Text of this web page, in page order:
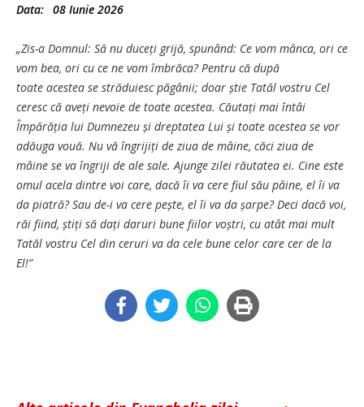
Data: 08 Iunie 2026
„Zis-a Domnul: Să nu duceți grijă, spunând: Ce vom mânca, ori ce
vom bea, ori cu ce ne vom îmbrăca? Pentru că după
toate acestea se străduiesc păgânii; doar știe Tatăl vostru Cel
ceresc că aveți nevoie de toate acestea. Căutați mai întâi
Împărăția lui Dumnezeu și dreptatea Lui și toate acestea se vor
adăuga vouă. Nu vă îngrijiți de ziua de mâine, căci ziua de
mâine se va îngriji de ale sale. Ajunge zilei răutatea ei. Cine este
omul acela dintre voi care, dacă îi va cere fiul său pâine, el îi va
da piatră? Sau de-i va cere pește, el îi va da șarpe? Deci dacă voi,
răi fiind, știți să dați daruri bune fiilor voștri, cu atât mai mult
Tatăl vostru Cel din ceruri va da cele bune celor care cer de la
El!”